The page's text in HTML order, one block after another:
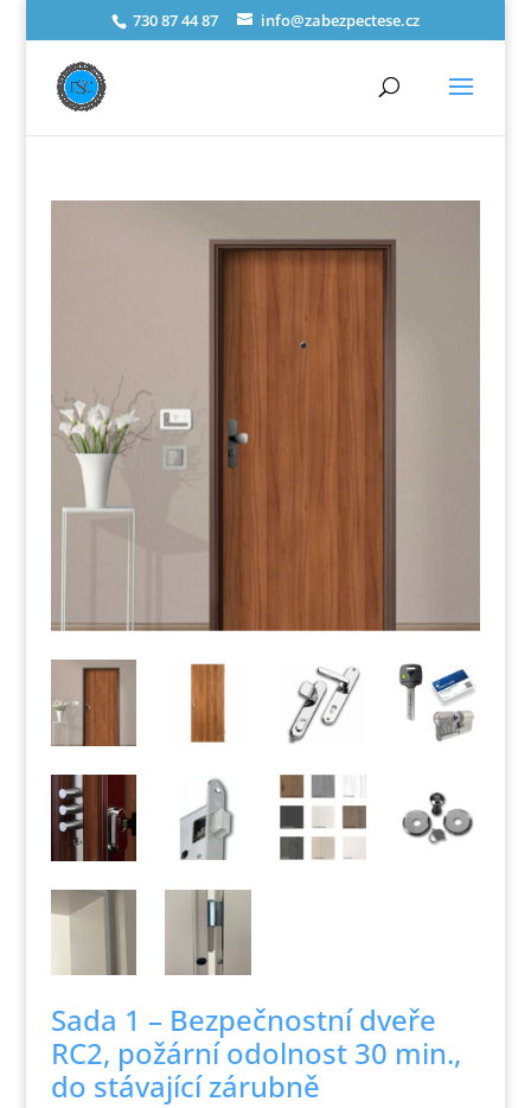
730 87 44 87 info@zabezpectese.cz
Sada 1 – Bezpečnostní dveře
RC2, požární odolnost 30 min.,
do stávající zárubně